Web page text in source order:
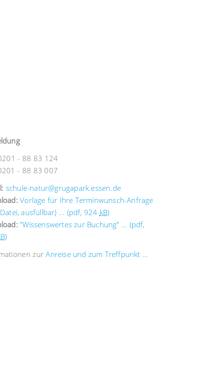
- 88 83 124
- 88 83 007
schule-natur@grugapark.essen.de
Vorlage für Ihre Terminwunsch-Anfrage
ausfüllbar) ... (pdf, 924 kB)
"Wissenswertes zur Buchung" ... (pdf,
)
zurAnreise und zum Treffpunkt ...